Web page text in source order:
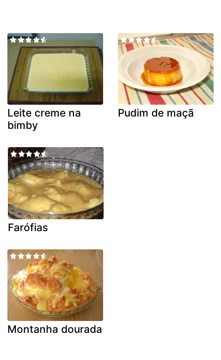
Leite creme na
bimby
Pudim de maçã
Farófias
Montanha dourada